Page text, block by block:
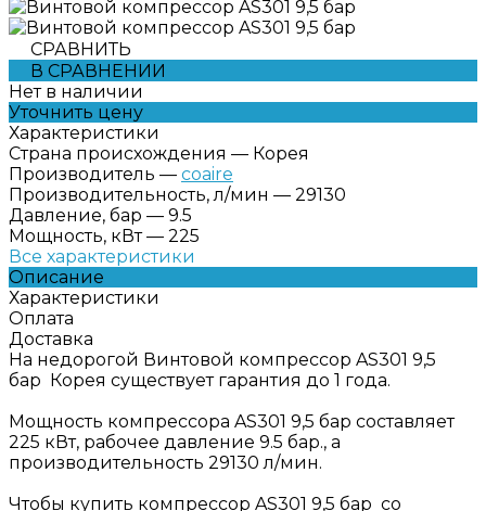
СРАВНИТЬ
В СРАВНЕНИИ
Нет в наличии
Уточнить цену
Характеристики
Страна происхождения — Корея
Производитель — coaire
Производительность, л/мин — 29130
Давление, бар — 9.5
Мощность, кВт — 225
Все характеристики
Описание
Характеристики
Оплата
Доставка
На недорогой Винтовой компрессор AS301 9,5
бар Корея существует гарантия до 1 года.
Мощность компрессора AS301 9,5 бар составляет
225 кВт, рабочее давление 9.5 бар., а
производительность 29130 л/мин.
Чтобы купить компрессор AS301 9,5 бар со